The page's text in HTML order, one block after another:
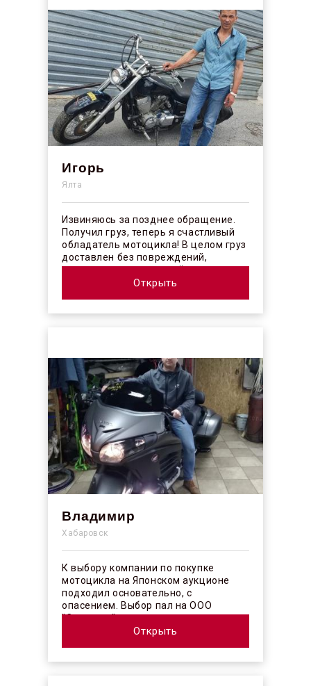
Игорь
Ялта
Извиняюсь за позднее обращение.
Получил груз, теперь я счастливый
обладатель мотоцикла! В целом груз
доставлен без повреждений,
огорчило отсутствие плёночного
Открыть
Владимир
Хабаровск
К выбору компании по покупке
мотоцикла на Японском аукционе
подходил основательно, с
опасением. Выбор пал на ООО
"Синергос" после изучения отзывов в
Открыть